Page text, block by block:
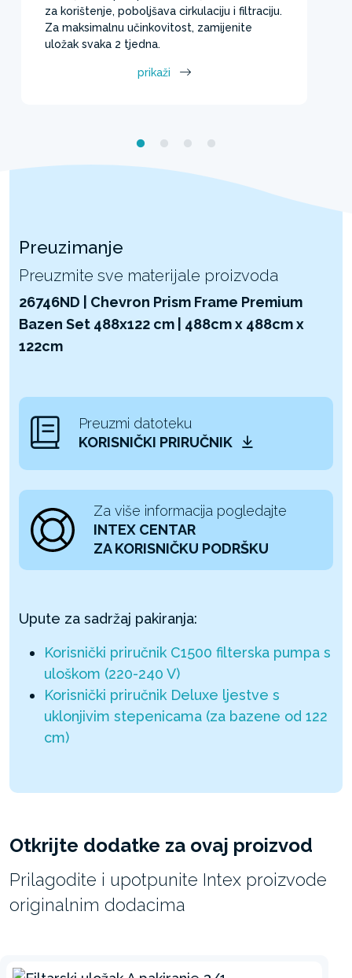
za korištenje, poboljšava cirkulaciju i filtraciju.
Za maksimalnu učinkovitost, zamijenite
uložak svaka 2 tjedna.
prikaži
Preuzimanje
Preuzmite sve materijale proizvoda
26746ND | Chevron Prism Frame Premium
Bazen Set 488x122 cm | 488cm x 488cm x
122cm
Preuzmi datoteku
KORISNIČKI PRIRUČNIK
Za više informacija pogledajte
INTEX CENTAR
ZA KORISNIČKU PODRŠKU
Upute za sadržaj pakiranja:
Korisnički priručnik C1500 filterska pumpa s
uloškom (220-240 V)
Korisnički priručnik Deluxe ljestve s
uklonjivim stepenicama (za bazene od 122
cm)
Otkrijte dodatke za ovaj proizvod
Prilagodite i upotpunite Intex proizvode
originalnim dodacima